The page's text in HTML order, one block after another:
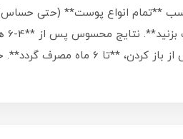
**تمام انواع پوست** (حتی
بارداری ممنوع است** و